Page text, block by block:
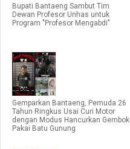
Bupati Bantaeng Sambut Tim
Dewan Profesor Unhas untuk
Program "Profesor Mengabdi"
Gemparkan Bantaeng, Pemuda 26
Tahun Ringkus Usai Curi Motor
dengan Modus Hancurkan Gembok
Pakai Batu Gunung